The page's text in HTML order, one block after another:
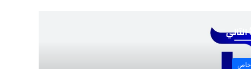
التالي
خاص